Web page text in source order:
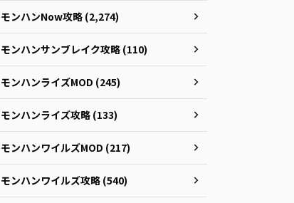
モンハンNow攻略 (2,274)
モンハンサンブレイク攻略 (110)
モンハンライズMOD (245)
モンハンライズ攻略 (133)
モンハンワイルズMOD (217)
モンハンワイルズ攻略 (540)